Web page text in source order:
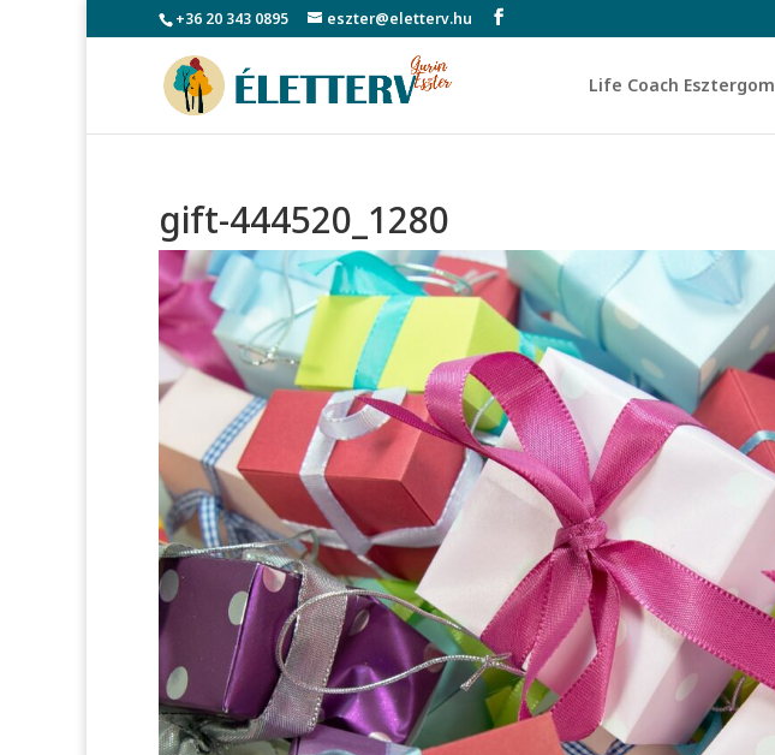
+36 20 343 0895 eszter@eletterv.hu
Life Coach Esztergom
gift-444520_1280